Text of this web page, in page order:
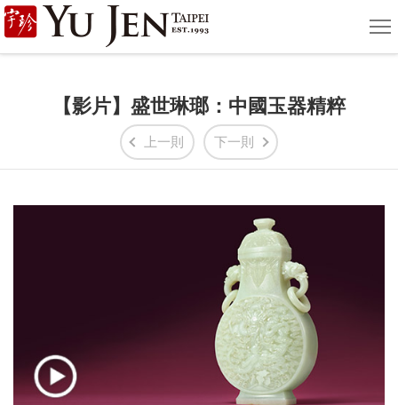
宇
珍
藝
單
【影片】盛世琳瑯：中國玉器精粹
上一則 下一則